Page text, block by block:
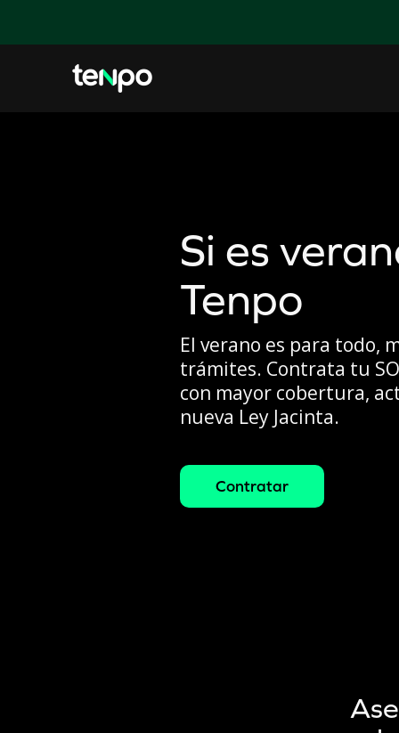
Si es
Tenpo
El verano es para todo,
trámites. Contrata tu
con mayor cobertura,
nueva Ley Jacinta.
Contratar